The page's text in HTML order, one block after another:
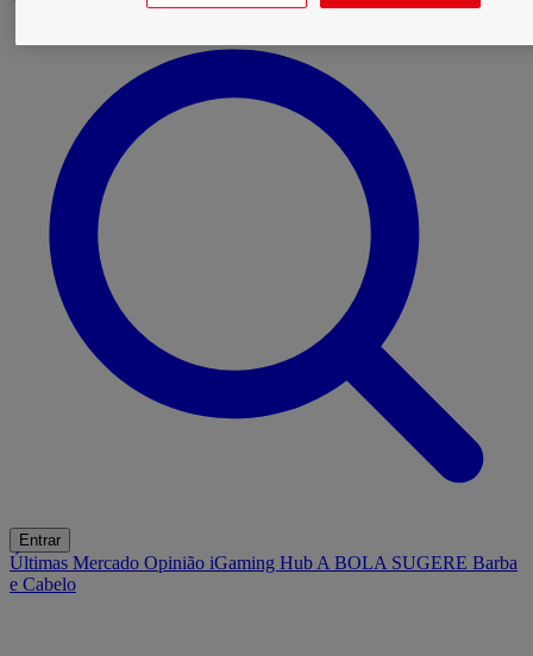
Entrar
Últimas Mercado Opinião iGaming Hub A BOLA SUGERE Barba
e Cabelo